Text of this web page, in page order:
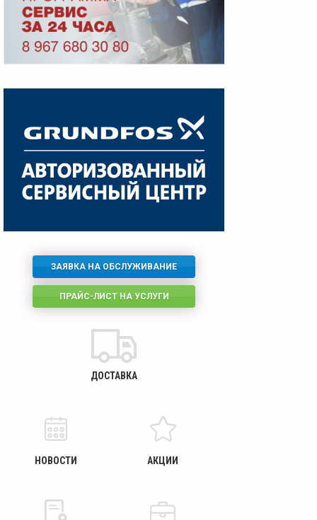
ЗАЯВКА НА ОБСЛУЖИВАНИЕ
ПРАЙС-ЛИСТ НА УСЛУГИ
ДОСТАВКА
НОВОСТИ АКЦИИ